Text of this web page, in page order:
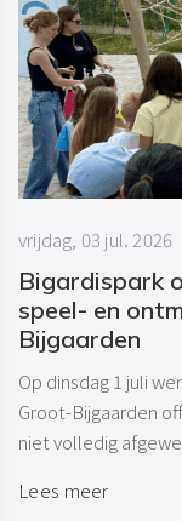
Bigardispark
speel- en
Bijgaarden
vrijdag, 03 jul. 2026
Op dinsdag 1 juli
Groot-Bijgaarden
niet volledig
Lees meer